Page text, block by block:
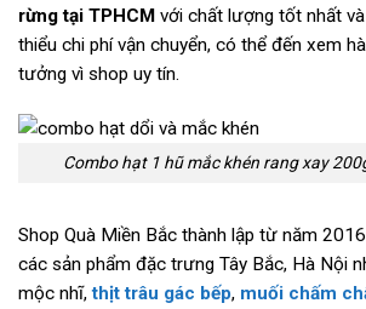
rừng tại TPHCM với chất lượng tốt nhất
thiểu chi phí vận chuyển, có thể đến xem
tưởng vì shop uy tín.
Combo hạt 1 hũ mắc khén rang xay
Shop Quà Miền Bắc thành lập từ năm
các sản phẩm đặc trưng Tây Bắc, Hà Nội
mộc nhĩ,thịt trâu gác bếp, muối chấm